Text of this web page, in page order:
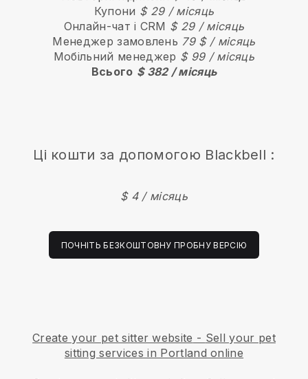
Купони $ 29 / місяць
Онлайн-чат і CRM $ 29 / місяць
Менеджер замовлень 79 $ / місяць
Мобільний менеджер $ 99 / місяць
Всього $ 382 / місяць
Ці кошти за допомогою Blackbell :
$ 4 / місяць
ПОЧНІТЬ БЕЗКОШТОВНУ ПРОБНУ ВЕРСІЮ
Create your pet sitter website - Sell your pet
sitting services in Portland online